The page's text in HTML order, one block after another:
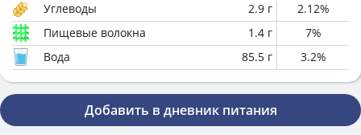
Углеводы
2.9 г 2.12%
Пищевые волокна
1.4 г 7%
Вода
85.5 г 3.2%
Добавить в дневник питания